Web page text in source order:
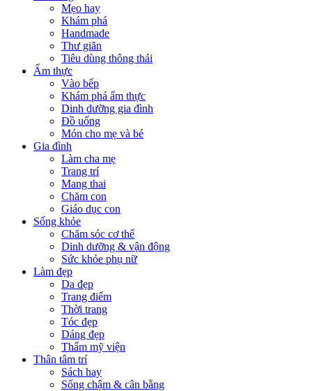
Mẹo hay
Khám phá
Handmade
Thư giãn
Tiêu dùng thông thái
Ẩm thực
Vào bếp
Khám phá ẩm thực
Dinh dưỡng gia đình
Đồ uống
Món cho mẹ và bé
Gia đình
Làm cha mẹ
Trang trí
Mang thai
Chăm con
Giáo dục con
Sống khỏe
Chăm sóc cơ thể
Dinh dưỡng & vận động
Sức khỏe phụ nữ
Làm đẹp
Da đẹp
Trang điểm
Thời trang
Tóc đẹp
Dáng đẹp
Thẩm mỹ viện
Thân tâm trí
Sách hay
Sống chậm & cân bằng